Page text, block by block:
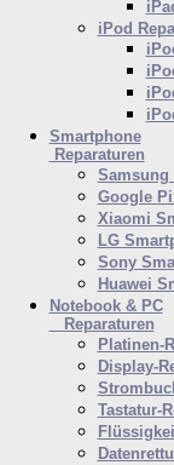
iPod
Smartphone
Reparaturen
Samsung
Google
Xiaomi
LG
Sony
Huawei
Notebook & PC
Reparaturen
Platinen-
Display-
Tastatur-